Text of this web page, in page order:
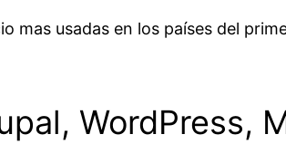
mas usadas en los países del
WordPress,